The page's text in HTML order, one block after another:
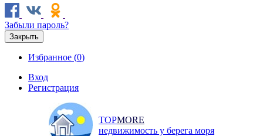
Забыли пароль?
Закрыть
Избранное (0)
Вход
Регистрация
TOPMORE
недвижимость у берега моря